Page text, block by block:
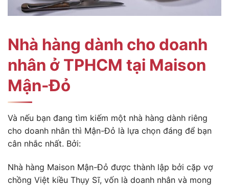
Nhà hàng dành cho doanh
nhân ở TPHCM tại Maison
Mận-Đỏ
Và nếu bạn đang tìm kiếm một nhà hàng dành riêng
cho doanh nhân thì Mận-Đỏ là lựa chọn đáng để bạn
cân nhắc nhất. Bởi:
Nhà hàng Maison Mận-Đỏ được thành lập bởi cặp vợ
chồng Việt kiều Thụy Sĩ, vốn là doanh nhân và mong